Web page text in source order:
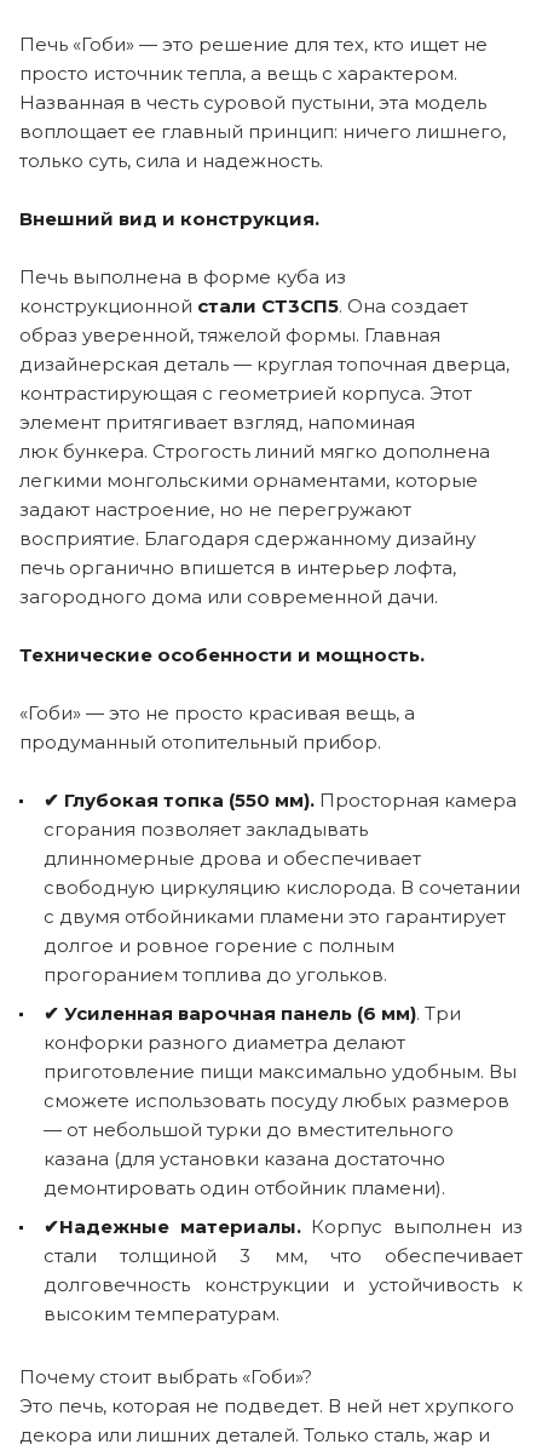
Печь «Гоби» — это решение для тех, кто ищет не
просто источник тепла, а вещь с характером.
Названная в честь суровой пустыни, эта модель
воплощает ее главный принцип: ничего лишнего,
только суть, сила и надежность.
Внешний вид и конструкция.
Печь выполнена в форме куба из
конструкционной стали СТ3СП5. Она создает
образ уверенной, тяжелой формы. Главная
дизайнерская деталь — круглая топочная дверца,
контрастирующая с геометрией корпуса. Этот
элемент притягивает взгляд, напоминая
люк бункера. Строгость линий мягко дополнена
легкими монгольскими орнаментами, которые
задают настроение, но не перегружают
восприятие. Благодаря сдержанному дизайну
печь органично впишется в интерьер лофта,
загородного дома или современной дачи.
Технические особенности и мощность.
«Гоби» — это не просто красивая вещь, а
продуманный отопительный прибор.
✔ Глубокая топка (550 мм). Просторная камера
сгорания позволяет закладывать
длинномерные дрова и обеспечивает
свободную циркуляцию кислорода. В сочетании
с двумя отбойниками пламени это гарантирует
долгое и ровное горение с полным
прогоранием топлива до угольков.
✔ Усиленная варочная панель (6 мм). Три
конфорки разного диаметра делают
приготовление пищи максимально удобным. Вы
сможете использовать посуду любых размеров
— от небольшой турки до вместительного
казана (для установки казана достаточно
демонтировать один отбойник пламени).
✔Надежные материалы.Корпус выполнен из
стали толщиной 3 мм, что обеспечивает
долговечность конструкции и устойчивость к
высоким температурам.
Почему стоит выбрать «Гоби»?
Это печь, которая не подведет. В ней нет хрупкого
декора или лишних деталей. Только сталь, жар и